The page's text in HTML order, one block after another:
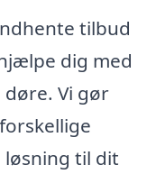
tilbud
dig med
Vi gør
til dit